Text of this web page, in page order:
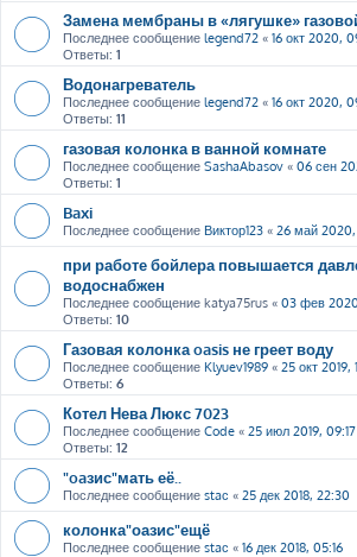
Замена мембраны в «лягушке»
Последнее сообщение legend72 « 16 окт 2020,
Ответы: 1
Водонагреватель
Последнее сообщение legend72 « 16 окт 2020,
Ответы: 11
газовая колонка в ванной комнате
Последнее сообщение SashaAbasov « 06 сен
Ответы: 1
Baxi
Последнее сообщение Виктор123 « 26 май
при работе бойлера повышается
водоснабжен
Последнее сообщение katya75rus « 03 фев
Ответы: 10
Газовая колонка oasis не греет воду
Последнее сообщение Klyuev1989 « 25 окт 2019,
Ответы: 6
Котел Нева Люкс 7023
Последнее сообщение Code « 25 июл 2019, 09:17
Ответы: 12
"oaзис"мать её..
Последнее сообщение staс « 25 дек 2018, 22:30
колонка"оазис"ещё
Последнее сообщение staс « 16 дек 2018, 05:16